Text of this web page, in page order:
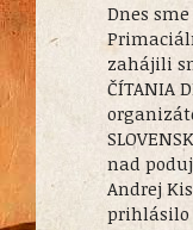
Dnes
zahájili
ČÍTANIA
nad
Andrej
prihlásilo